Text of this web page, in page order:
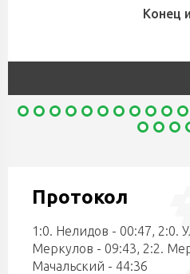
Конец
Протокол
1:0. Нелидов - 00:47, 2:0.
Меркулов - 09:43, 2:2.
Мачальский - 44:36